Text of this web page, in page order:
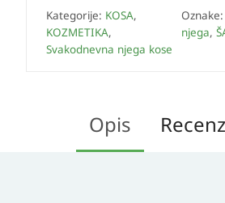
Kategorije: KOSA,
KOZMETIKA,
Svakodnevna njega kose
Oznake:
njega,
Opis